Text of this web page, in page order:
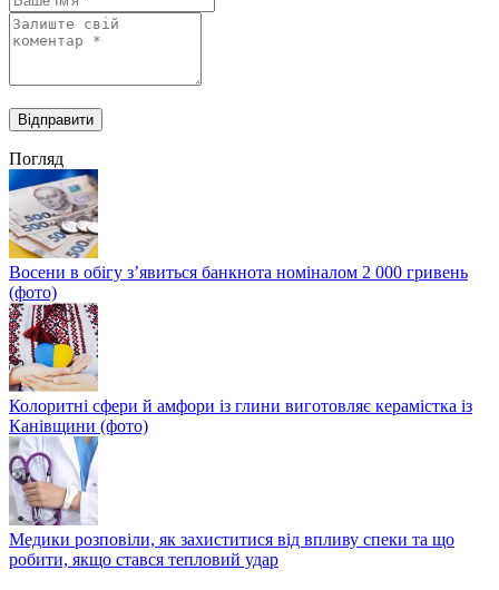
Погляд
Восени в обігу з’явиться банкнота номіналом 2 000 гривень
(фото)
Колоритні сфери й амфори із глини виготовляє керамістка із
Канівщини (фото)
Медики розповіли, як захиститися від впливу спеки та що
робити, якщо стався тепловий удар